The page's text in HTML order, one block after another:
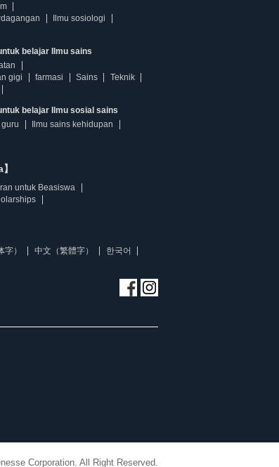
Ilmu sosiologi
belajar Ilmu sains
gigi
farmasi Sains
Teknik
belajar Ilmu sosial sains
Ilmu sains kehidupan
untuk Beasiswa
） 中文（繁體字）
한국어
Corporation. All Right Reserved.